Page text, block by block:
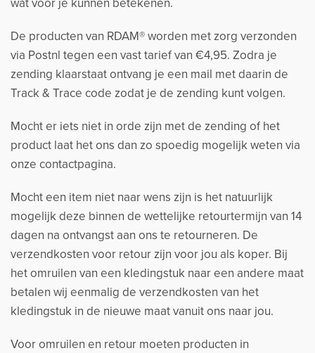
wat voor je kunnen betekenen.
De producten van RDAM® worden met zorg verzonden
via Postnl tegen een vast tarief van €4,95. Zodra je
zending klaarstaat ontvang je een mail met daarin de
Track & Trace code zodat je de zending kunt volgen.
Mocht er iets niet in orde zijn met de zending of het
product laat het ons dan zo spoedig mogelijk weten via
onze contactpagina.
Mocht een item niet naar wens zijn is het natuurlijk
mogelijk deze binnen de wettelijke retourtermijn van 14
dagen na ontvangst aan ons te retourneren. De
verzendkosten voor retour zijn voor jou als koper. Bij
het omruilen van een kledingstuk naar een andere maat
betalen wij eenmalig de verzendkosten van het
kledingstuk in de nieuwe maat vanuit ons naar jou.
Voor omruilen en retour moeten producten in